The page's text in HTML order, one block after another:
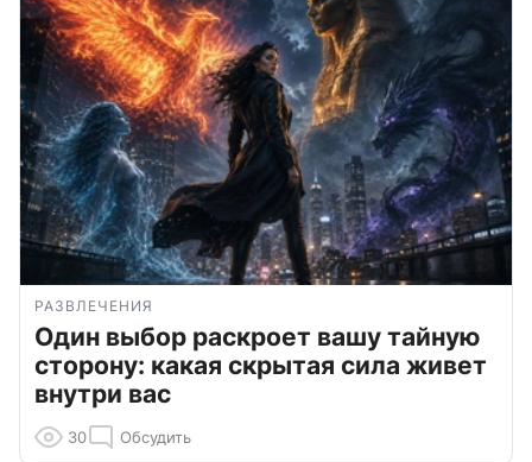
РАЗВЛЕЧЕНИЯ
Один выбор раскроет вашу тайную
сторону: какая скрытая сила живет
внутри вас
30 Обсудить